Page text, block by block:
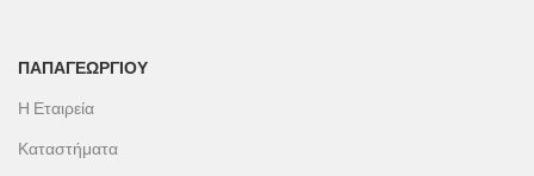
ΠΑΠΑΓΕΩΡΓΊΟΥ
Η Εταιρεία
Καταστήματα